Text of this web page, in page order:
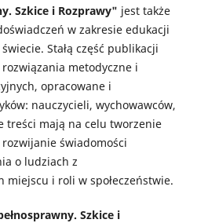
Szkice i Rozprawy" jest także
w zakresie edukacji
Stałą część publikacji
metodyczne i
opracowane i
nauczycieli, wychowawców,
treści mają na celu tworzenie
świadomości
o ludziach z
miejscu i roli w społeczeństwie.
Szkice i